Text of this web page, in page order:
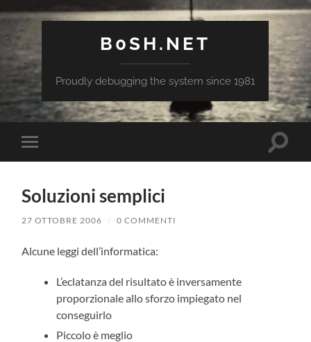
B0SH.NET
Proudly debugging the system since 1981
Attiva/disattiva
il
sui
dispositivi
Soluzioni semplici
27 OTTOBRE 2006 / 0 COMMENTI
Alcune leggi dell’informatica:
L’eclatanza del risultato è inversamente
proporzionale allo sforzo impiegato nel
conseguirlo
Piccolo è meglio